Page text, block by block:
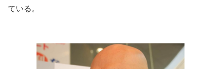
ている。